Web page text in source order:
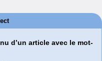
d’un article avec le mot-